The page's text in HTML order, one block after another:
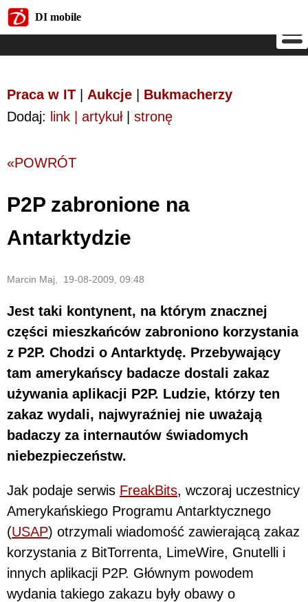
DI mobile
Praca w IT Aukcje
Bukmacherzy
Dodaj: link | artykuł| stronę
«POWRÓT
P2P zabronione na
Antarktydzie
Marcin Maj, 19-08-2009, 09:48
Jest taki kontynent, na którym znacznej
części mieszkańców zabroniono korzystania
z P2P. Chodzi o Antarktydę. Przebywający
tam amerykańscy badacze dostali zakaz
używania aplikacji P2P. Ludzie, którzy ten
zakaz wydali, najwyraźniej nie uważają
badaczy za internautów świadomych
niebezpieczeństw.
Jak podaje serwis FreakBits, wczoraj uczestnicy
Amerykańskiego Programu Antarktycznego
(USAP) otrzymali wiadomość zawierającą zakaz
korzystania z BitTorrenta, LimeWire, Gnutelli i
innych aplikacji P2P. Głównym powodem
wydania takiego zakazu były obawy o
DI mobile